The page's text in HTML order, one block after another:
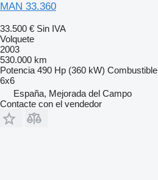
MAN 33.360
33.500 € Sin IVA
Volquete
2003
530.000 km
Potencia 490 Hp (360 kW) Combustible
6x6
España, Mejorada del Campo
Contacte con el vendedor